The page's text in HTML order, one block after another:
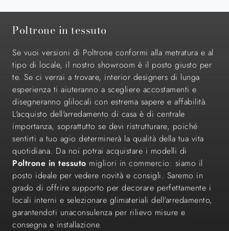
Poltrone in tessuto
Se vuoi versioni di Poltrone conformi alla metratura e al
tipo di locale, il nostro showroom è il posto giusto per
te. Se ci verrai a trovare, interior designers di lunga
esperienza ti aiuteranno a scegliere accostamenti e
disegneranno glilocali con estrema sapere e affabilità.
L'acquisto dell'arredamento di casa è di centrale
importanza, soprattutto se devi ristrutturare, poiché
sentirti a tuo agio determinerà la qualità della tua vita
quotidiana. Da noi potrai acquistare i modelli di
Poltrone in tessuto migliori in commercio: siamo il
posto ideale per vedere novità e consigli. Saremo in
grado di offrire supporto per decorare perfettamente i
locali interni e selezionare glimateriali dell'arredamento,
garantendoti unaconsulenza per rilievo misure e
consegna e installazione.